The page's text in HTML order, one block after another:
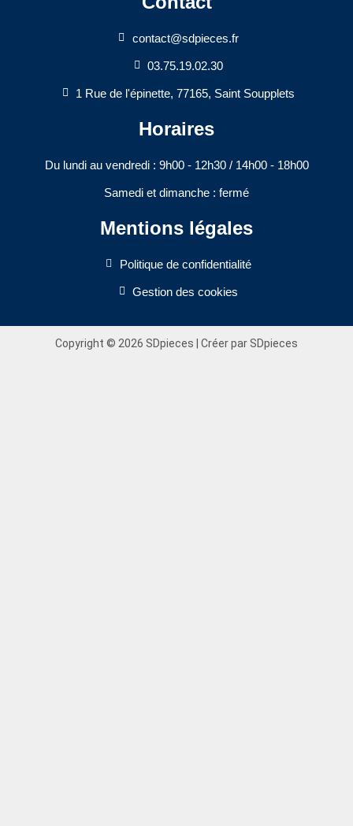
contact@sdpieces.fr
03.75.19.02.30
1 Rue de l'épinette, 77165, Saint Soupplets
Horaires
Du lundi au vendredi : 9h00 - 12h30 / 14h00 - 18h00​
Samedi et dimanche : fermé
Mentions légales
Politique de confidentialité
Gestion des cookies
Copyright © 2026 SDpieces | Créer par SDpieces